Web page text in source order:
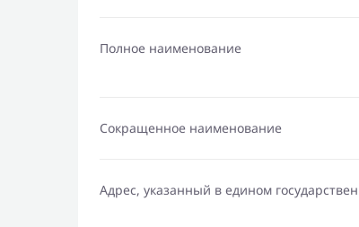
Полное наименование
Сокращенное наименование
Адрес, указанный в едином